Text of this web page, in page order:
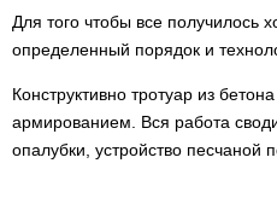
Для того чтобы все получилось
определенный порядок и
Конструктивно тротуар из
армированием. Вся работа
опалубки, устройство песчаной